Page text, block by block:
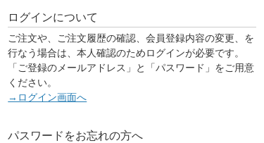
ログインについて
ご注文や、ご注文履歴の確認、会員登録内容の変更、を
行なう場合は、本人確認のためログインが必要です。
「ご登録のメールアドレス」と「パスワード」をご用意
ください。
→ログイン画面へ
パスワードをお忘れの方へ